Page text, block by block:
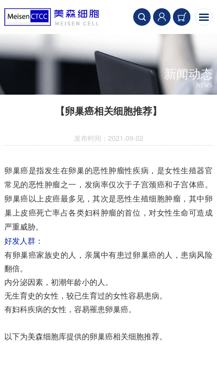
新闻动态
NEWS
【卵巢癌相关细胞推荐】
发布时间：2021.09-02
卵巢癌是指发生在卵巢的恶性肿瘤性疾病，是女性生殖器官
常见的恶性肿瘤之一，发病率仅次于子宫颈癌和子宫体癌。
卵巢癌以上皮癌最多见，其次是恶性生殖细胞肿瘤，其中卵
巢上皮癌死亡率占各类妇科肿瘤的首位，对女性生命可造成
严重威胁。
好发人群：
有卵巢癌家族史的人，亲属中有患过卵巢癌的人，患病风险
翻倍。
内分泌因素，初潮年龄小的人。
无生育史的女性，较已生育过的女性容易患病。
有妇科疾病的女性，容易罹患卵巢癌。
以下为美森细胞库提供的卵巢癌相关细胞推荐。